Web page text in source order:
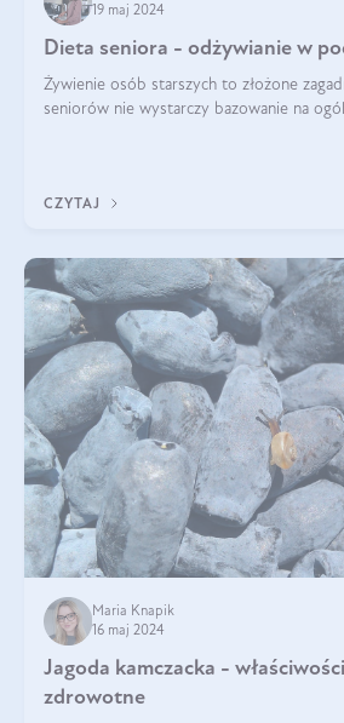
19 maj 2024
Dieta seniora - odżywianie w
Żywienie osób starszych to złożone
seniorów nie wystarczy bazowanie na
CZYTAJ
Maria Knapik
16 maj 2024
Jagoda kamczacka -
zdrowotne